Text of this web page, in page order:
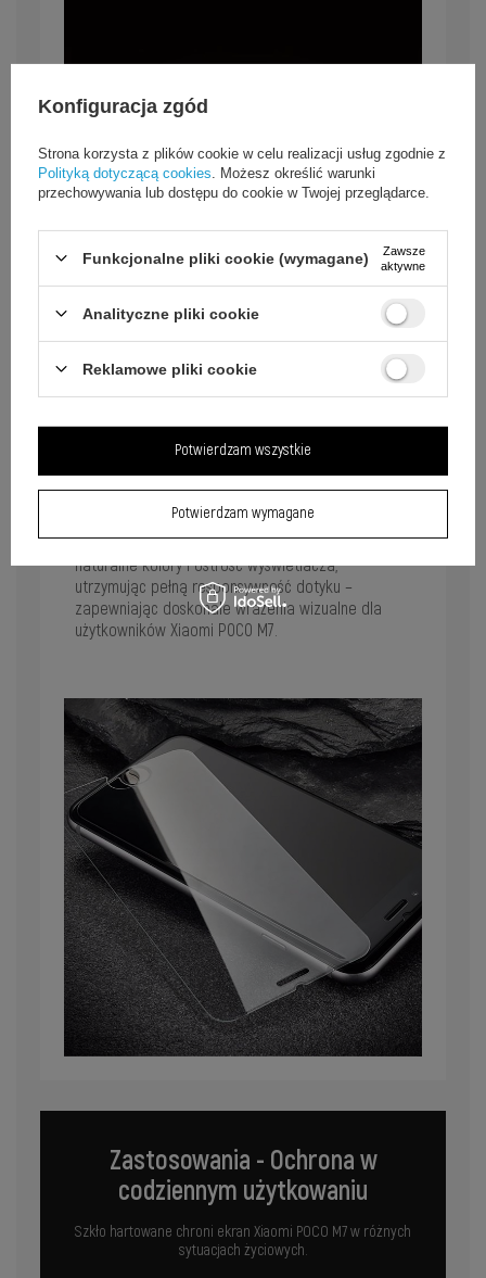
Pełna przejrzystość i czułość
dotyku – bez wpływu na jakość
obrazu
Hartowane szkło Wozinsky 9H zachowuje
naturalne kolory i ostrość wyświetlacza,
utrzymując pełną responsywność dotyku –
zapewniając doskonałe wrażenia wizualne dla
użytkowników Xiaomi POCO M7.
Zastosowania - Ochrona w
codziennym użytkowaniu
Szkło hartowane chroni ekran Xiaomi POCO M7 w różnych
sytuacjach życiowych.
Konfiguracja zgód
Strona korzysta z plików cookie w celu realizacji usług zgodnie z
Polityką dotyczącą cookies . Możesz określić warunki
przechowywania lub dostępu do cookie w Twojej przeglądarce.
Funkcjonalne pliki cookie (wymagane)
Zawsze
aktywne
Analityczne pliki cookie
Reklamowe pliki cookie
Potwierdzam wymagane
Potwierdzam wszystkie